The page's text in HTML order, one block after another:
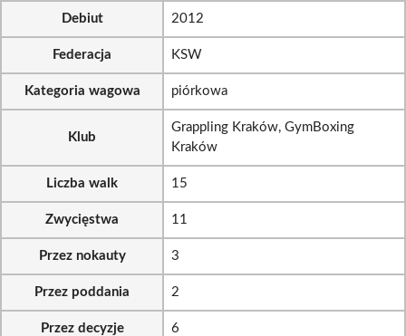
Debiut 2012
Federacja KSW
Kategoria wagowa piórkowa
Klub
Grappling Kraków, GymBoxing
Kraków
Liczba walk 15
Zwycięstwa 11
Przez nokauty 3
Przez poddania 2
Przez decyzje 6